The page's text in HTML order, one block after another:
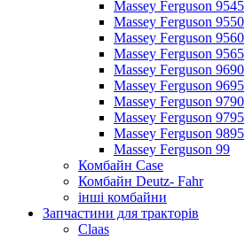
Massey Ferguson 9545
Massey Ferguson 9550
Massey Ferguson 9560
Massey Ferguson 9565
Massey Ferguson 9690
Massey Ferguson 9695
Massey Ferguson 9790
Massey Ferguson 9795
Massey Ferguson 9895
Massey Ferguson 99
Комбайн Case
Комбайн Deutz- Fahr
інші комбайни
Запчастини для тракторів
Claas